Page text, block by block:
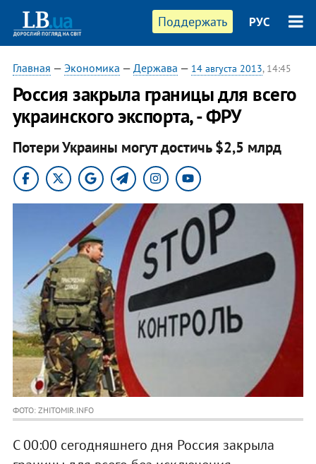
Поддержать РУС
Главная — Экономика — Держава — 14 августа 2013, 14:45
Россия закрыла границы для всего
украинского экспорта, - ФРУ
Потери Украины могут достичь $2,5 млрд
ФОТО: ZHITOMIR.INFO
С 00:00 сегодняшнего дня Россия закрыла